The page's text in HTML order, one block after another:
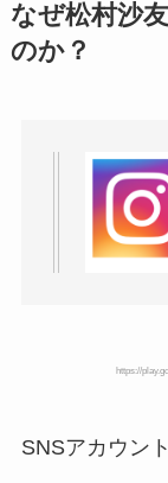
なぜ松村沙
のか？
https://
SNSアカウン